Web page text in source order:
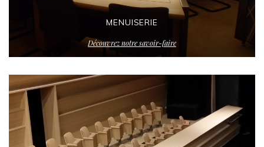
MENUISERIE
Découvrez notre savoir-faire